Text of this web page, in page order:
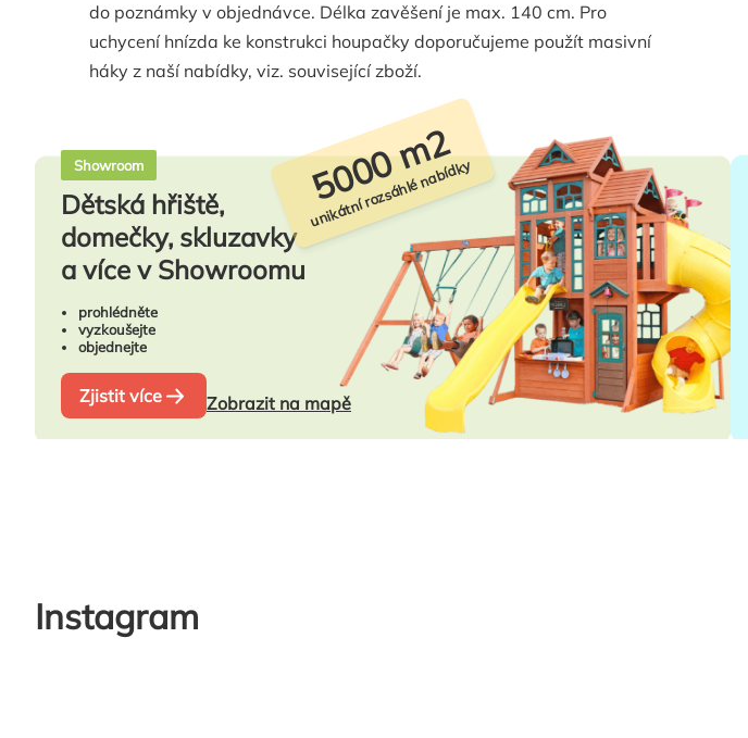
do poznámky v objednávce. Délka zavěšení je max. 140 cm. Pro
uchycení hnízda ke konstrukci houpačky doporučujeme použít masivní
háky z naší nabídky, viz. související zboží.
Showroom
Dětská hřiště,
domečky, skluzavky
a více v Showroomu
prohlédněte
vyzkoušejte
objednejte
Zjistit více Zobrazit na mapě
5000 m2
unikátní rozsáhlé nabídky
Instagram